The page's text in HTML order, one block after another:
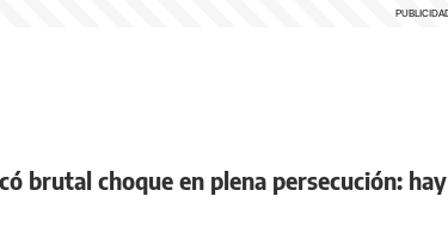
brutal choque en plena persecución: hay